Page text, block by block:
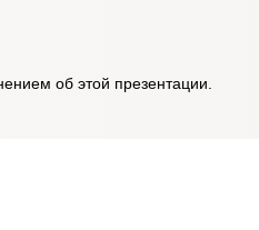
об этой презентации.